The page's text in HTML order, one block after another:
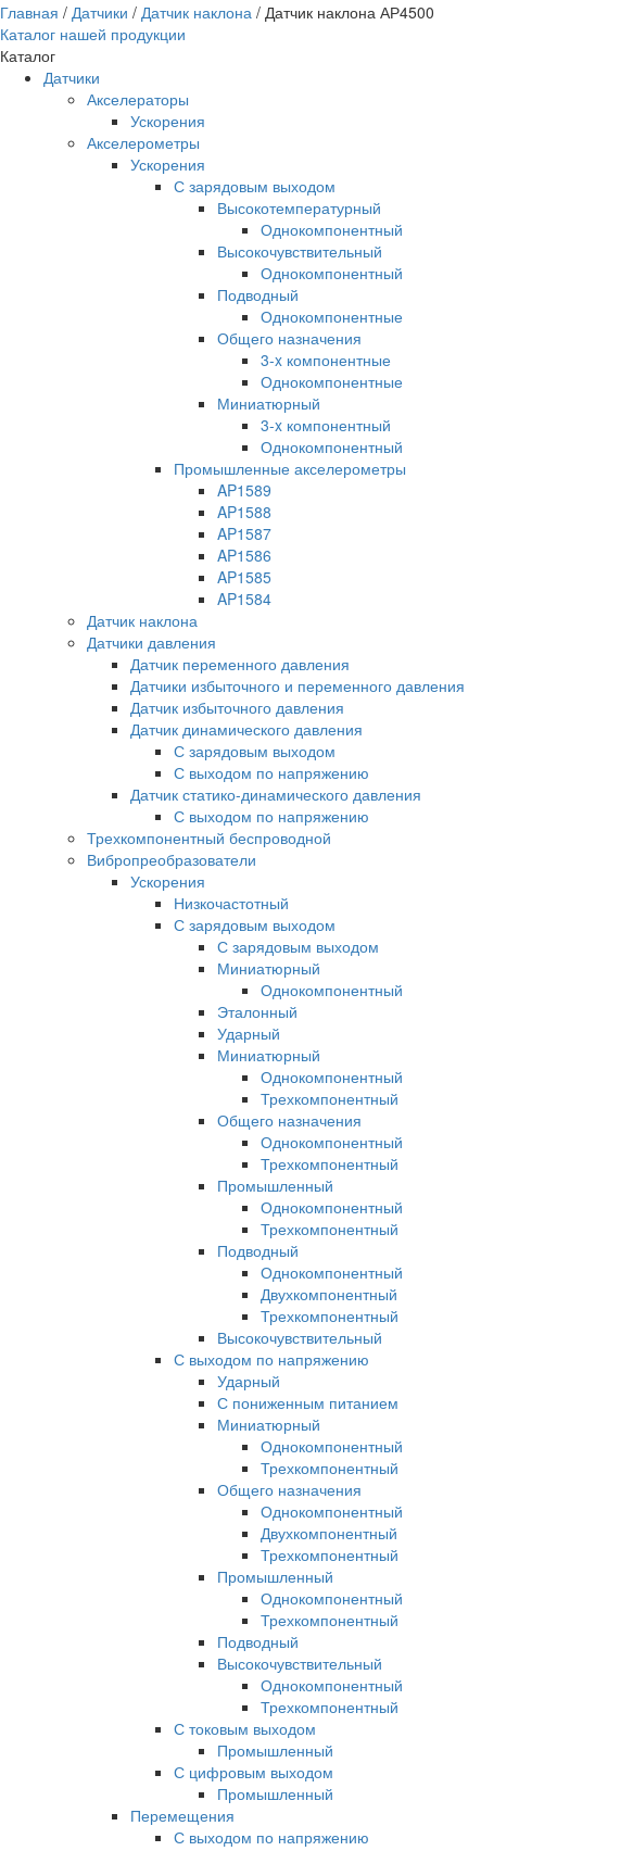
Главная / Датчики / Датчик наклона / Датчик наклона АР4500
Каталог нашей продукции
Каталог
Датчики
Акселераторы
Ускорения
Акселерометры
Ускорения
С зарядовым выходом
Высокотемпературный
Однокомпонентный
Высокочувствительный
Однокомпонентный
Подводный
Однокомпонентные
Общего назначения
3-x компонентные
Однокомпонентные
Миниатюрный
3-x компонентный
Однокомпонентный
Промышленные акселерометры
AP1589
AP1588
AP1587
AP1586
AP1585
AP1584
Датчик наклона
Датчики давления
Датчик переменного давления
Датчики избыточного и переменного давления
Датчик избыточного давления
Датчик динамического давления
С зарядовым выходом
С выходом по напряжению
Датчик статико-динамического давления
С выходом по напряжению
Трехкомпонентный беспроводной
Вибропреобразователи
Ускорения
Низкочастотный
С зарядовым выходом
С зарядовым выходом
Миниатюрный
Однокомпонентный
Эталонный
Ударный
Миниатюрный
Однокомпонентный
Трехкомпонентный
Общего назначения
Однокомпонентный
Трехкомпонентный
Промышленный
Однокомпонентный
Трехкомпонентный
Подводный
Однокомпонентный
Двухкомпонентный
Трехкомпонентный
Высокочувствительный
С выходом по напряжению
Ударный
С пониженным питанием
Миниатюрный
Однокомпонентный
Трехкомпонентный
Общего назначения
Однокомпонентный
Двухкомпонентный
Трехкомпонентный
Промышленный
Однокомпонентный
Трехкомпонентный
Подводный
Высокочувствительный
Однокомпонентный
Трехкомпонентный
С токовым выходом
Промышленный
С цифровым выходом
Промышленный
Перемещения
С выходом по напряжению